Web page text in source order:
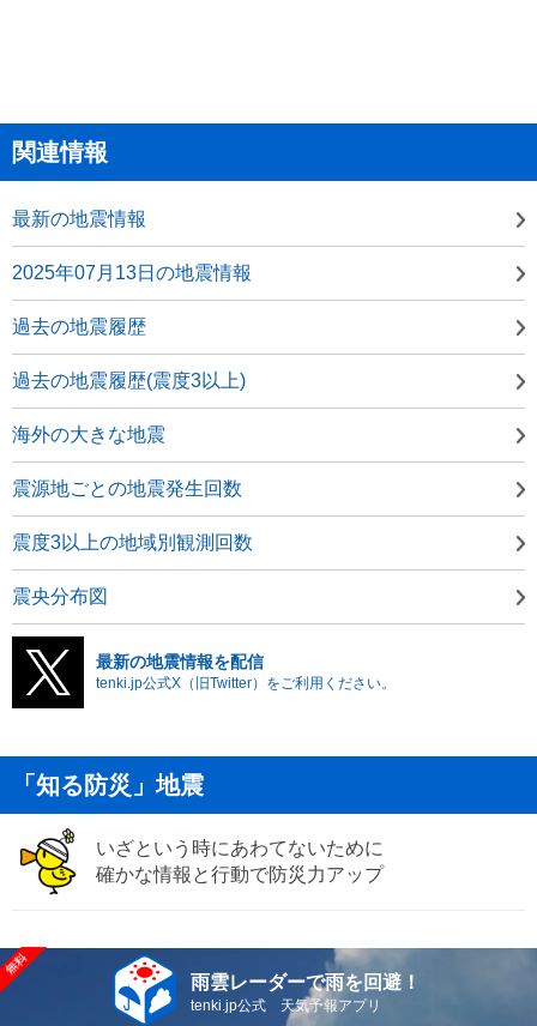
関連情報
最新の地震情報
2025年07月13日の地震情報
過去の地震履歴
過去の地震履歴(震度3以上)
海外の大きな地震
震源地ごとの地震発生回数
震度3以上の地域別観測回数
震央分布図
最新の地震情報を配信
tenki.jp公式X（旧Twitter）をご利用ください。
「知る防災」地震
いざという時にあわてないために
確かな情報と行動で防災力アップ
雨雲レーダーで雨を回避！
tenki.jp公式 天気予報アプリ